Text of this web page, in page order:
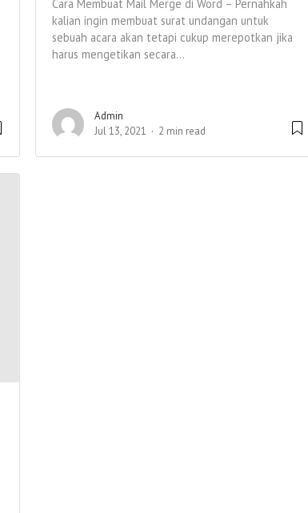
Cara Membuat Mail Merge di Word – Pernahkah
kalian ingin membuat surat undangan untuk
sebuah acara akan tetapi cukup merepotkan jika
harus mengetikan secara...
Admin
Jul 13, 2021
2 min read